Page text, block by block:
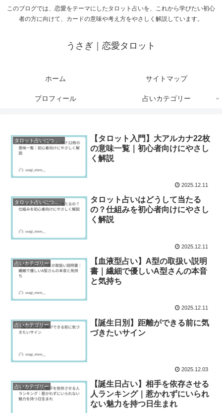
このブログでは、恋愛をテーマにしたタロット占いを、これから学びたい初心
者の方に向けて、カードの意味や考え方をやさしく解説しています。
うさぎ｜恋愛タロット
ホーム サイトマップ
プロフィール 占いカテゴリー
タロット占いについて
【タロット入門】大アルカナ22枚
の意味一覧｜初心者向けにやさし
く解説
2025.12.11
タロット占いについて
タロット占いはどうして当たる
の？仕組みを初心者向けにやさし
く解説
2025.12.11
占いカテゴリー
【血液型占い】A型の取扱い説明
書｜繊細で優しいA型さんの本音
と気持ち
2025.12.11
占いカテゴリー
【誕生日別】距離ができる前に気
づきたいサイン
2025.12.03
占いカテゴリー
【誕生日占い】相手を依存させる
人ランキング｜惹かれずにいられ
ない魅力を持つ日生まれ